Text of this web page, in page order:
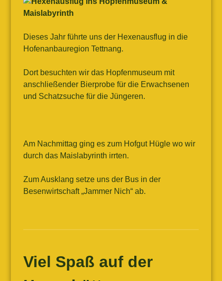
Dieses Jahr führte uns der Hexenausflug in die
Hofenanbauregion Tettnang.
Dort besuchten wir das Hopfenmuseum mit
anschließender Bierprobe für die Erwachsenen
und Schatzsuche für die Jüngeren.
Am Nachmittag ging es zum Hofgut Hügle wo wir
durch das Maislabyrinth irrten.
Zum Ausklang setze uns der Bus in der
Besenwirtschaft „Jammer Nich“ ab.
Viel Spaß auf der